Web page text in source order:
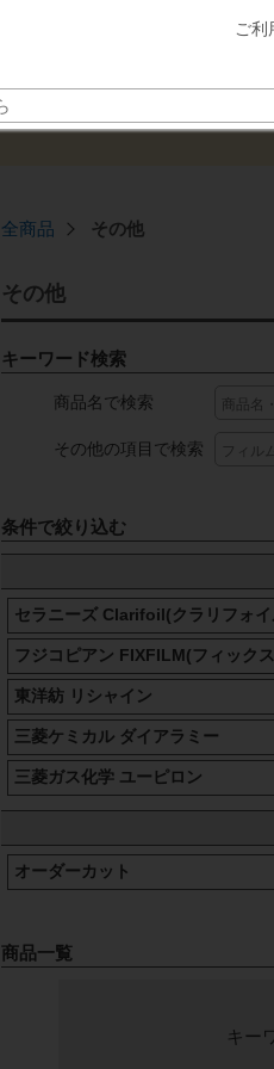
全商品 その他
その他
キーワード検索
商品名で検索
その他の項目で検索
条件で絞り込む
セラニーズ Clarifoil(クラリフォイ
フジコピアン FIXFILM(フィック
東洋紡 リシャイン
三菱ケミカル ダイアラミー
三菱ガス化学 ユーピロン
オーダーカット
商品一覧
キー